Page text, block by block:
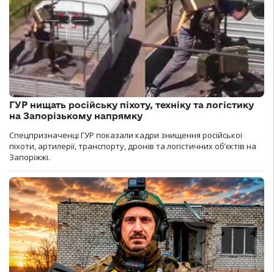
ГУР нищать російську піхоту, техніку та логістику
на Запорізькому напрямку
Спецпризначенці ГУР показали кадри знищення російської
піхоти, артилерії, транспорту, дронів та логістичних об’єктів на
Запоріжжі.